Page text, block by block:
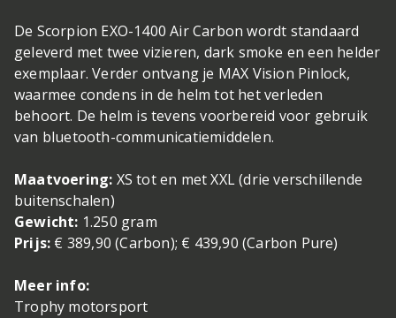
De Scorpion EXO-1400 Air Carbon wordt standaard
geleverd met twee vizieren, dark smoke en een helder
exemplaar. Verder ontvang je MAX Vision Pinlock,
waarmee condens in de helm tot het verleden
behoort. De helm is tevens voorbereid voor gebruik
van bluetooth-communicatiemiddelen.
Maatvoering: XS tot en met XXL (drie verschillende
buitenschalen)
Gewicht: 1.250 gram
Prijs: € 389,90 (Carbon); € 439,90 (Carbon Pure)
Meer info:
Trophy motorsport